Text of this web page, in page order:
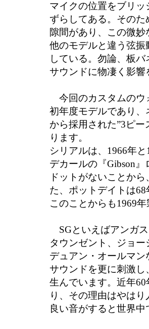
マイクの位置をブリッ
ずらしてある。その
隙間があり、この微妙
他のモデルと違う弦
している。勿論、板バ
サウンドに物凄く影響
今回のカスタムのウ
初年度モデルであり、
から採用された”3ピ
ります。
シリアルは、1966年
デカールの『Gibson』
ドットがないことか
た、ポットデイトは68
このことからも1969
SGといえばアンガ
タウンゼント、ジョー
デュアン・オールマ
サウンドを更に刺激し
生んでいます。近年
り、その理由はやはり
良い音がすると世界